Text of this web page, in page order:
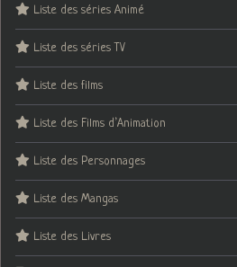
Liste des séries Animé
Liste des séries TV
Liste des films
Liste des Films d’Animation
Liste des Personnages
Liste des Mangas
Liste des Livres